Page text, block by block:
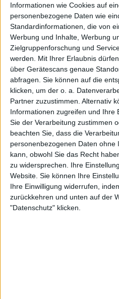
Informationen wie Cookies auf
personenbezogene Daten wie
Standardinformationen, die von
Werbung und Inhalte, Werbung
Zielgruppenforschung und
werden.
Mit Ihrer Erlaubnis
über Gerätescans genaue
abfragen. Sie können auf die
klicken, um der o. a.
Partner zuzustimmen. Alternativ
Informationen zugreifen und Ihre
Sie der Verarbeitung zustimmen
beachten Sie, dass die
personenbezogenen Daten ohne
kann, obwohl Sie das Recht
zu widersprechen. Ihre
Website. Sie können Ihre
Ihre Einwilligung widerrufen,
zurückkehren und unten auf der
"Datenschutz" klicken.